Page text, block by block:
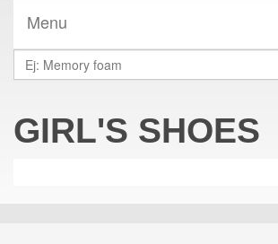
Menu
GIRL'S SHOES